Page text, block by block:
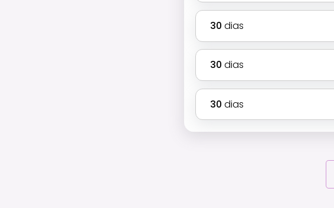
30 dias
30 dias
30 dias